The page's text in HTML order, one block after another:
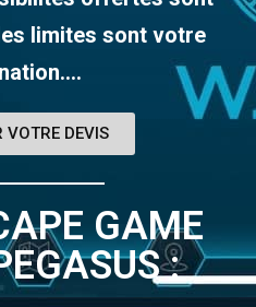
limites sont votre
VOTRE DEVIS
GAME
: